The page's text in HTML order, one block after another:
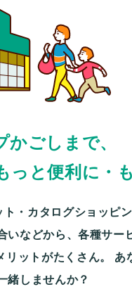
かごしまで、
っと便利に・
・カタログショッピ
などから、各種サー
ットがたくさん。
あ
緒しませんか？